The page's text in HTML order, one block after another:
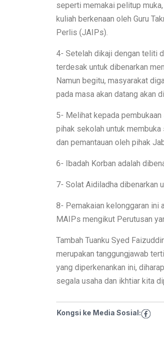
seperti memakai pelitup
kuliah berkenaan oleh Guru
Perlis (JAIPs).
4- Setelah dikaji dengan teliti
terdesak untuk dibenarkan
Namun begitu, masyarakat
pada masa akan datang akan
5- Melihat kepada
pihak sekolah untuk
dan pemantauan oleh pihak
6- Ibadah Korban adalah
7- Solat Aidiladha dibenarkan
8- Pemakaian kelonggaran ini
MAIPs mengikut Perutusan
Tambah Tuanku Syed
merupakan tanggungjawab
yang diperkenankan ini,
segala usaha dan ikhtiar kita
Kongsi ke Media Sosial: